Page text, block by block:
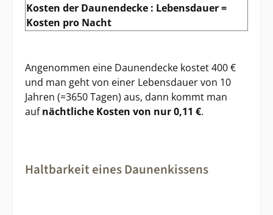
Kosten der Daunendecke : Lebensdauer =
Kosten pro Nacht
Angenommen eine Daunendecke kostet 400 €
und man geht von einer Lebensdauer von 10
Jahren (=3650 Tagen) aus, dann kommt man
aufnächtliche Kosten von nur 0,11 €.
Haltbarkeit eines Daunenkissens